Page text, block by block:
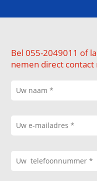
Bel 055-2049011 of
nemen direct contact